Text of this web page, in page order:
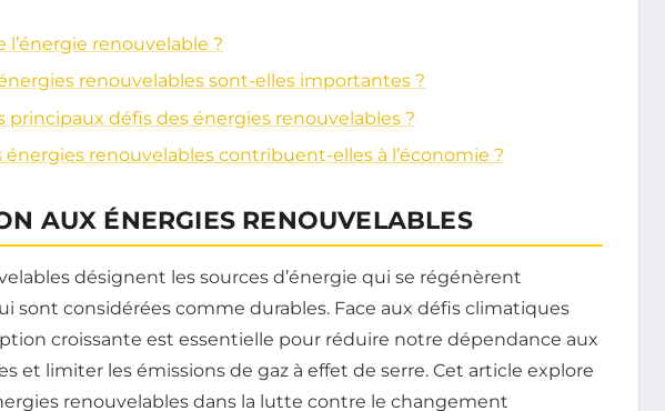
l’énergie renouvelable ?
renouvelables sont-elles importantes ?
principaux défis des énergies renouvelables ?
renouvelables contribuent-elles à l’économie ?
AUX ÉNERGIES RENOUVELABLES
désignent les sources d’énergie qui se régénèrent
sont considérées comme durables. Face aux défis climatiques
croissante est essentielle pour réduire notre dépendance aux
et limiter les émissions de gaz à effet de serre. Cet article explore
renouvelables dans la lutte contre le changement